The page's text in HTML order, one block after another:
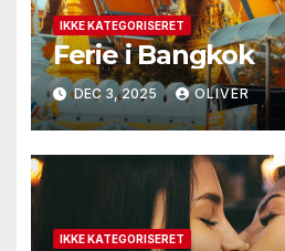
IKKE KATEGORISERET
Ferie i Bangkok
DEC 3, 2025 OLIVER
IKKE KATEGORISERET